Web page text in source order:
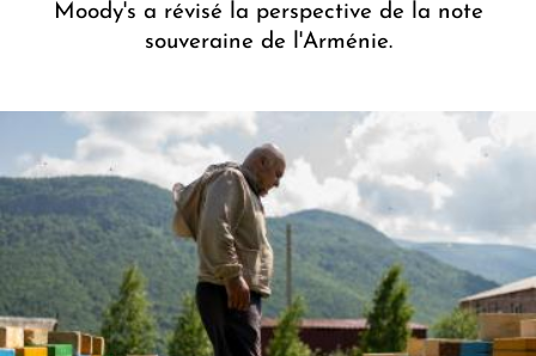
Moody's a révisé la perspective de la note
souveraine de l'Arménie.